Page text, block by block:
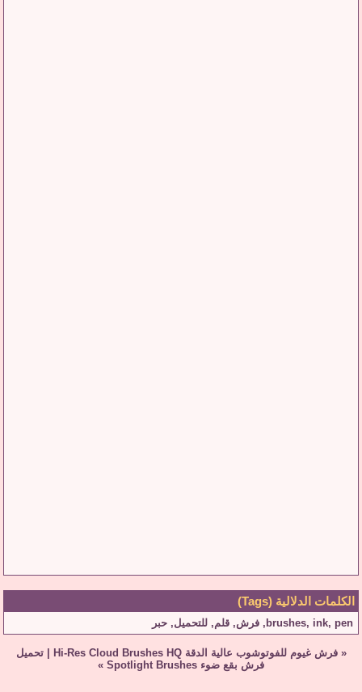
الكلمات الدلالية (Tags)
brushes, ink, pen
, فرش, قلم, للتحميل, حبر
« فرش غيوم للفوتوشوب عالية الدقة Hi-Res Cloud Brushes HQ |تحميل
فرش بقع ضوء Spotlight Brushes
»